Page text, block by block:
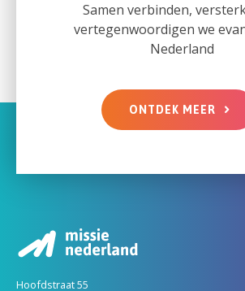
Samen verbinden,
vertegenwoordigen we
Nederland
ONTDEK MEER
Hoofdstraat 55